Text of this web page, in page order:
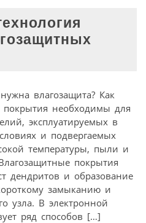
влагозащита? Как
покрытия необходимы для
эксплуатируемых в
и подвергаемых
температуры, пыли и
покрытия
дендритов и образование
замыканию и
узла. В электронной
ряд способов […]